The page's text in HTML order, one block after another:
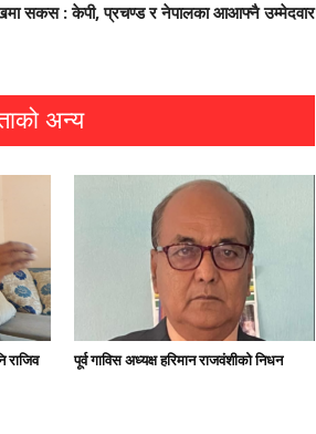
सकस : केपी, प्रचण्ड र नेपालका आआफ्नै उम्मेदवार
अन्य
राजिव
पूर्व गाविस अध्यक्ष हरिमान राजवंशीको निधन